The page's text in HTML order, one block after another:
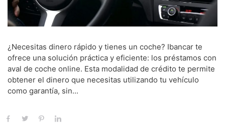
¿Necesitas dinero rápido y tienes un coche? Ibancar te
ofrece una solución práctica y eficiente: los préstamos con
aval de coche online. Esta modalidad de crédito te permite
obtener el dinero que necesitas utilizando tu vehículo
como garantía, sin...